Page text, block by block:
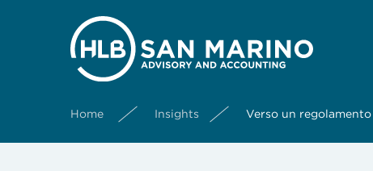
Home Insights Verso un